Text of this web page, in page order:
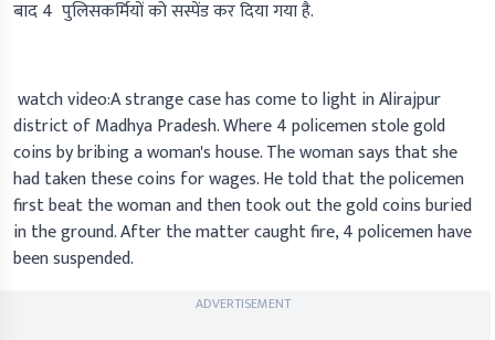
बाद 4 पुलिसकर्मियों को सस्पेंड कर दिया गया है.
watch video:A strange case has come to light in Alirajpur
district of Madhya Pradesh. Where 4 policemen stole gold
coins by bribing a woman's house. The woman says that she
had taken these coins for wages. He told that the policemen
first beat the woman and then took out the gold coins buried
in the ground. After the matter caught fire, 4 policemen have
been suspended.
ADVERTISEMENT